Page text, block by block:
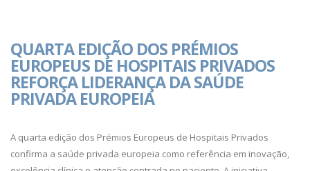
QUARTA EDIÇÃO DOS PRÉMIOS
EUROPEUS DE HOSPITAIS PRIVADOS
REFORÇA LIDERANÇA DA SAÚDE
PRIVADA EUROPEIA
A quarta edição dos Prémios Europeus de Hospitais Privados
confirma a saúde privada europeia como referência em inovação,